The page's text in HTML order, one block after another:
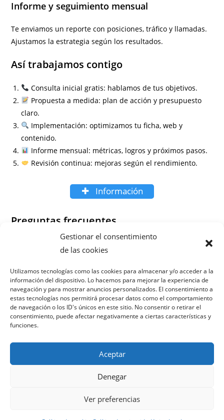
Gestionar el consentimiento
de las cookies
Utilizamos tecnologías como las cookies para almacenar y/o acceder a la
información del dispositivo. Lo hacemos para mejorar la experiencia de
navegación y para mostrar anuncios personalizados. El consentimiento a
estas tecnologías nos permitirá procesar datos como el comportamiento
de navegación o los ID's únicos en este sitio. No consentir o retirar el
consentimiento, puede afectar negativamente a ciertas características y
funciones.
Aceptar
Denegar
Ver preferencias
Informe y seguimiento mensual
Te enviamos un reporte con posiciones, tráfico y llamadas.
Ajustamos la estrategia según los resultados.
Así trabajamos contigo
Consulta inicial gratis: hablamos de tus objetivos.
Propuesta a medida: plan de acción y presupuesto
claro.
Implementación: optimizamos tu ficha, web y
contenido.
Informe mensual: métricas, logros y próximos pasos.
Revisión continua: mejoras según el rendimiento.
Información
Preguntas frecuentes
San Pedro de Ribas?
¿Cuántas reseñas necesito para destacar en Google
Maps?
¿Puedo combinar SEO local con redes sociales?
¿Hay permanencia mínima?
Política de cookies Aviso legal